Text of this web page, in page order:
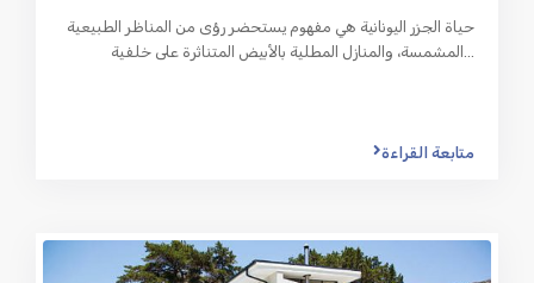
حياة الجزر اليونانية هي مفهوم يستحضر رؤى من المناظر الطبيعية
المشمسة، والمنازل المطلية بالأبيض المتناثرة على خلفية
متابعة القراءة